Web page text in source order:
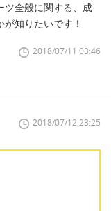
ツ全般に関する、成
知りたいです！
2018/07/11 03:46
2018/07/12 23:25